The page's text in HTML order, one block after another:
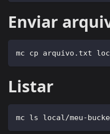
Enviar
mc cp arquivo.txt
Listar
mc ls local/meu-